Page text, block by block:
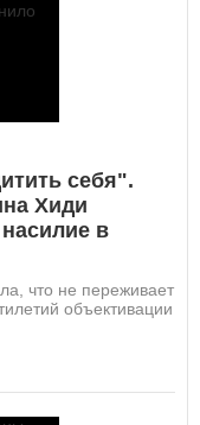
себя".
Хиди
в
что не переживает
объективации